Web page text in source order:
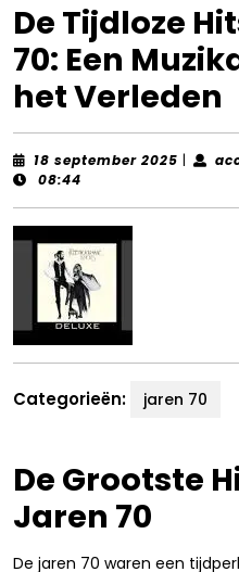
De Tijdloze
70: Een
het Verleden
18 september 2025 18|
08:44
Categorieën: jaren 70
De Grootste
Jaren 70
De jaren 70 waren een